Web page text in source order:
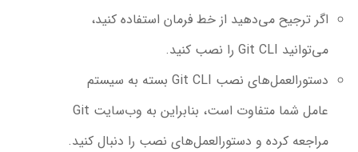
اگر ترجیح می‌دهید از خط فرمان استفاده کنید،
می‌توانید Git CLI را نصب کنید.
دستورالعمل‌های نصب Git CLI بسته به سیستم
عامل شما متفاوت است، بنابراین به وب‌سایت Git
مراجعه کرده و دستورالعمل‌های نصب را دنبال کنید.